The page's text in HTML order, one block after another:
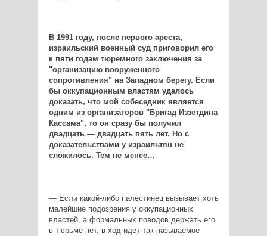
В 1991 году, после первого ареста,
израильский военный суд приговорил его
к пяти годам тюремного заключения за
"организацию вооруженного
сопротивления" на Западном берегу. Если
бы оккупационным властям удалось
доказать, что мой собеседник является
одним из организаторов "Бригад Иззетдина
Кассама", то он сразу бы получил
двадцать — двадцать пять лет. Но с
доказательствами у израильтян не
сложилось. Тем не менее…
— Если какой-либо палестинец вызывает хоть
малейшие подозрения у оккупационных
властей, а формальных поводов держать его
в тюрьме нет, в ход идет так называемое